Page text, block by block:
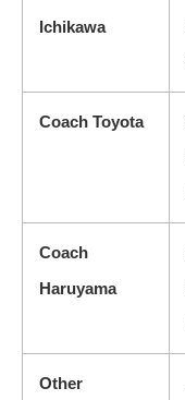
Ichikawa
Coach Toyota
Coach
Haruyama
Other